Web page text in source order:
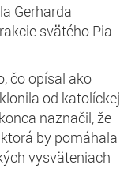
Gerharda
svätého Pia
čo opísal ako
od katolíckej
naznačil, že
ktorá by pomáhala
vysväteniach